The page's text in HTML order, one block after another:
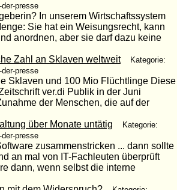
presse
In unserem Wirtschaftssystem
Sie hat ein Weisungsrecht, kann
anordnen, aber sie darf dazu keine
Zahl an Sklaven weltweit
Kategorie:
presse
Sklaven und 100 Mio Flüchtlinge Diese
ver.di Publik in der Juni
der Menschen, die auf der
über Monate untätig
Kategorie:
presse
zusammenstricken ... dann sollte
an mal von IT-Fachleuten überprüft
dann, wenn selbst die interne